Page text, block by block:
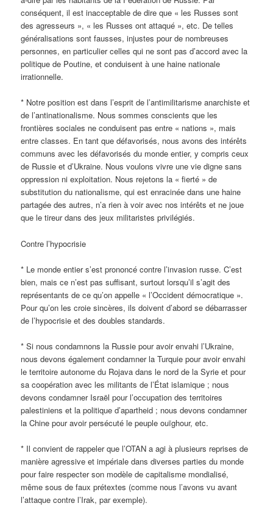
conséquent, il est inacceptable de dire que « les Russes sont
des agresseurs », « les Russes ont attaqué », etc. De telles
généralisations sont fausses, injustes pour de nombreuses
personnes, en particulier celles qui ne sont pas d’accord avec la
politique de Poutine, et conduisent à une haine nationale
irrationnelle.
* Notre position est dans l’esprit de l’antimilitarisme anarchiste et
de l’antinationalisme. Nous sommes conscients que les
frontières sociales ne conduisent pas entre « nations », mais
entre classes. En tant que défavorisés, nous avons des intérêts
communs avec les défavorisés du monde entier, y compris ceux
de Russie et d’Ukraine. Nous voulons vivre une vie digne sans
oppression ni exploitation. Nous rejetons la « fierté » de
substitution du nationalisme, qui est enracinée dans une haine
partagée des autres, n’a rien à voir avec nos intérêts et ne joue
que le tireur dans des jeux militaristes privilégiés.
Contre l’hypocrisie
* Le monde entier s’est prononcé contre l’invasion russe. C’est
bien, mais ce n’est pas suffisant, surtout lorsqu’il s’agit des
représentants de ce qu’on appelle « l’Occident démocratique ».
Pour qu’on les croie sincères, ils doivent d’abord se débarrasser
de l’hypocrisie et des doubles standards.
* Si nous condamnons la Russie pour avoir envahi l’Ukraine,
nous devons également condamner la Turquie pour avoir envahi
le territoire autonome du Rojava dans le nord de la Syrie et pour
sa coopération avec les militants de l’État islamique ; nous
devons condamner Israël pour l’occupation des territoires
palestiniens et la politique d’apartheid ; nous devons condamner
la Chine pour avoir persécuté le peuple ouïghour, etc.
* Il convient de rappeler que l’OTAN a agi à plusieurs reprises de
manière agressive et impériale dans diverses parties du monde
pour faire respecter son modèle de capitalisme mondialisé,
même sous de faux prétextes (comme nous l’avons vu avant
l’attaque contre l’Irak, par exemple).